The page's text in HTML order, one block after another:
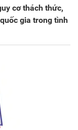
cơ thách thức,
gia trong tình